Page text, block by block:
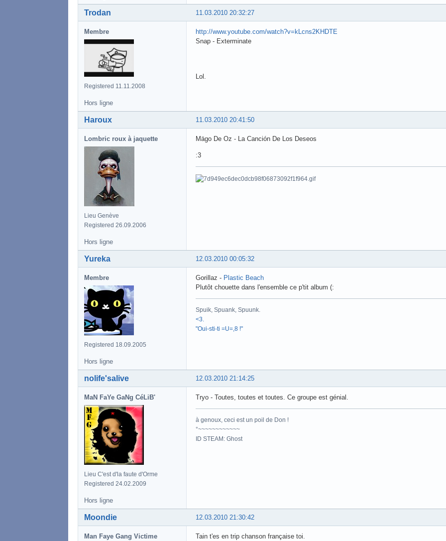
11.03.2010 20:32:27
Trodan
Membre
Registered 11.11.2008
http://www.youtube.com/watch?v=kLcns2KHDTE
Snap - Exterminate
Lol.
Hors ligne
11.03.2010 20:41:50
Haroux
Lombric roux à jaquette
Lieu Genève
Registered 26.09.2006
Mägo De Oz - La Canción De Los Deseos
:3
Hors ligne
12.03.2010 00:05:32
Yureka
Membre
Registered 18.09.2005
Gorillaz - Plastic Beach
Plutôt chouette dans l'ensemble ce p'tit album (:
Spuik, Spuank, Spuunk.
<3.
"Oui-sti-ti =U=,8 !"
Hors ligne
12.03.2010 21:14:25
nolife'salive
MaN FaYe GaNg CéLiB'
Lieu C'est d'la faute d'Orme
Registered 24.02.2009
Tryo - Toutes, toutes et toutes. Ce groupe est génial.
à genoux, ceci est un poil de Don !
°~~~~~~~~~~~~
ID STEAM: Ghost
Hors ligne
12.03.2010 21:30:42
Moondie
Man Faye Gang Victime Tain t'es en trip chanson française toi.